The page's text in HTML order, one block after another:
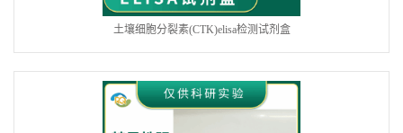
土壤细胞分裂素(CTK)elisa检测试剂盒